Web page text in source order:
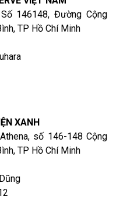
146148, Đường Cộng
TP Hồ Chí Minh
XANH
số 146-148 Cộng
TP Hồ Chí Minh